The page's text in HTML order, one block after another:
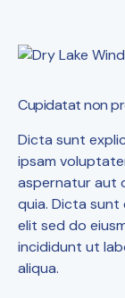
Cupidatat non
Dicta sunt
ipsam
aspernatur aut
quia. Dicta sunt
elit sed do
incididunt ut
aliqua.